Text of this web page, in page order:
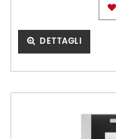
DETTAGLI